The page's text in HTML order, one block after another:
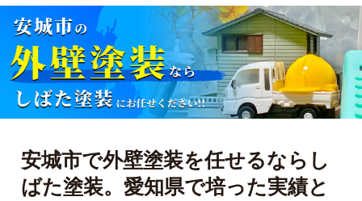
安城市で外壁塗装を任せるならし
ばた塗装。愛知県で培った実績と